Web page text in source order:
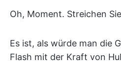
Oh, Moment. Streichen
Es ist, als würde man die
Flash mit der Kraft von